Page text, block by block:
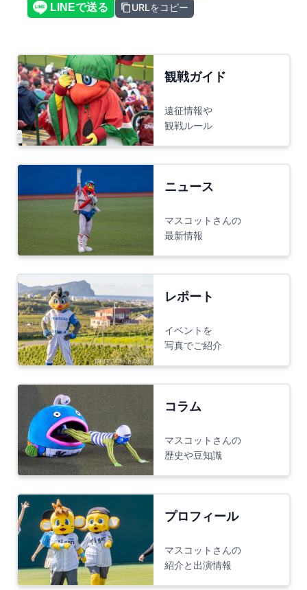
URLをコピー
観戦ガイド
遠征情報や
観戦ルール
ニュース
マスコットさんの
最新情報
レポート
イベントを
写真でご紹介
コラム
マスコットさんの
歴史や豆知識
プロフィール
マスコットさんの
紹介と出演情報